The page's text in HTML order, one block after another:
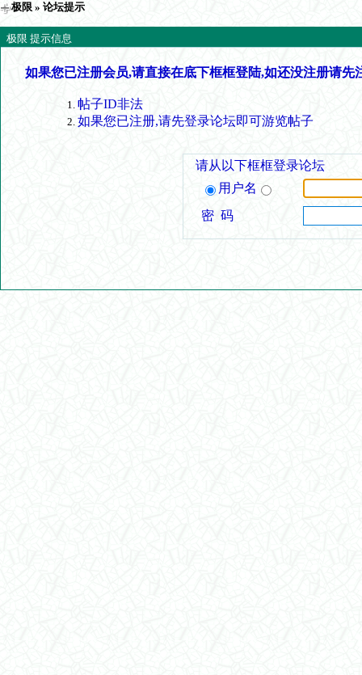
极限 » 论坛提示
极限 提示信息
如果您已注册会员,请直接在底下框框登陆,如还没注册请先
帖子ID非法
如果您已注册,请先登录论坛即可游览帖子
请从以下框框登录论坛
用户名
密 码